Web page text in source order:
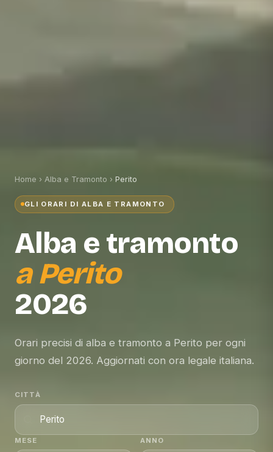
Home › Alba e Tramonto › Perito
GLI ORARI DI ALBA E TRAMONTO
Alba e tramonto
aPerito
2026
Orari precisi di alba e tramonto a Perito per ogni
giorno del 2026. Aggiornati con ora legale italiana.
CITTÀ
MESE ANNO